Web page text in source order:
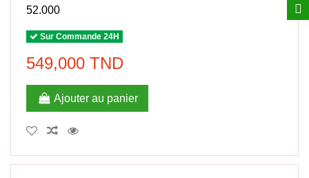
52.000
Sur Commande 24H
549,000 TND
Ajouter au panier